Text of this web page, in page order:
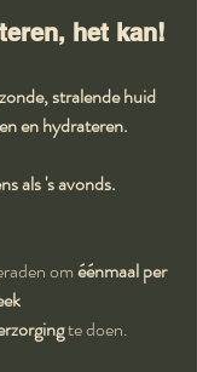
het kan!
stralende huid
en hydrateren.
als 's avonds.
om éénmaal per
te doen.